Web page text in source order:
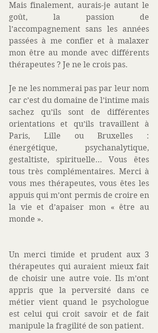
Mais finalement, aurais-je autant le
goût, la passion de
l’accompagnement sans les années
passées à me confier et à malaxer
mon être au monde avec différents
thérapeutes ? Je ne le crois pas.
Je ne les nommerai pas par leur nom
car c’est du domaine de l’intime mais
sachez qu’ils sont de différentes
orientations et qu’ils travaillent à
Paris, Lille ou Bruxelles :
énergétique, psychanalytique,
gestaltiste, spirituelle… Vous êtes
tous très complémentaires. Merci à
vous mes thérapeutes, vous êtes les
appuis qui m’ont permis de croire en
la vie et d’apaiser mon « être au
monde ».
Un merci timide et prudent aux 3
thérapeutes qui auraient mieux fait
de choisir une autre voie. Ils m’ont
appris que la perversité dans ce
métier vient quand le psychologue
est celui qui croit savoir et de fait
manipule la fragilité de son patient.